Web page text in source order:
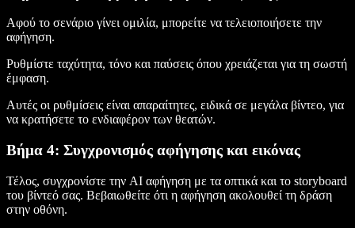
Αφού το σενάριο γίνει ομιλία, μπορείτε να τελειοποιήσετε την
αφήγηση.
Ρυθμίστε ταχύτητα, τόνο και παύσεις όπου χρειάζεται για τη σωστή
έμφαση.
Αυτές οι ρυθμίσεις είναι απαραίτητες, ειδικά σε μεγάλα βίντεο, για
να κρατήσετε το ενδιαφέρον των θεατών.
Βήμα 4: Συγχρονισμός αφήγησης και εικόνας
Τέλος, συγχρονίστε την AI αφήγηση με τα οπτικά και το storyboard
του βίντεό σας. Βεβαιωθείτε ότι η αφήγηση ακολουθεί τη δράση
στην οθόνη.